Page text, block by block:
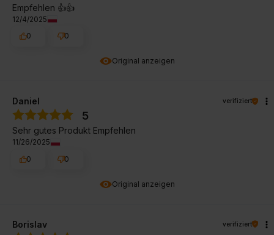
Original anzeigen
Empfehlen 👍️👍️
12/4/2025
0
0
Original anzeigen
Daniel verifiziert
5
Sehr gutes Produkt Empfehlen
11/26/2025
0
0
Borislav verifiziert